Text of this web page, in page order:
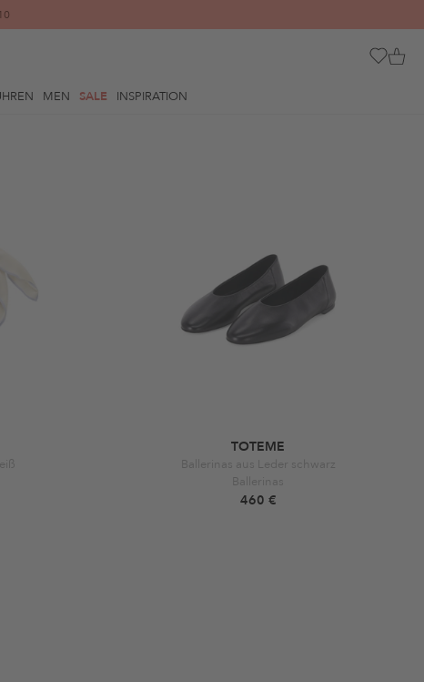
MEN SALE INSPIRATION
TOTEME
Ballerinas aus Leder schwarz
Ballerinas
460 €